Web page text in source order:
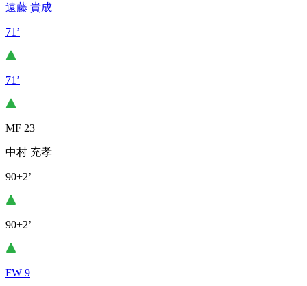
遠藤 貴成
71’
71’
MF 23
中村 充孝
90+2’
90+2’
FW 9